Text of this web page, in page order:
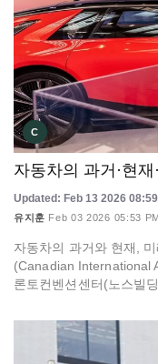
C
자동차의 과거·현재
Updated: Feb 13 2026
유지훈 Feb 03 2026 05:53
자동차의 과거와 현재,
(Canadian International
론토컨벤션센터(노스빌딩